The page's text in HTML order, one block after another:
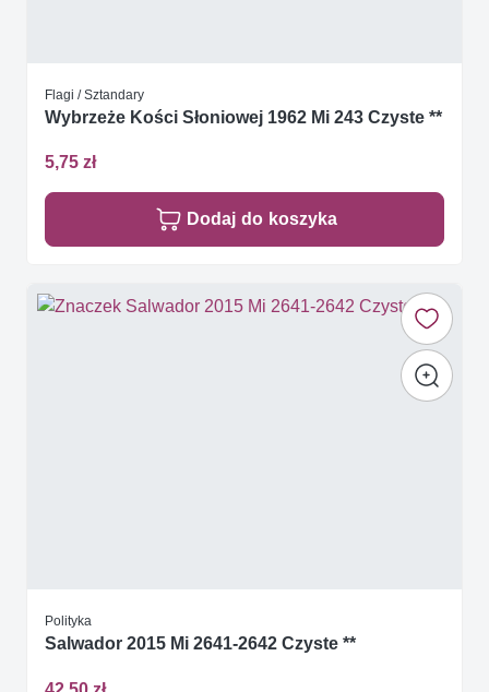
Flagi / Sztandary
Wybrzeże Kości Słoniowej 1962 Mi 243 Czyste **
5,75 zł
Dodaj do koszyka
Polityka
Salwador 2015 Mi 2641-2642 Czyste **